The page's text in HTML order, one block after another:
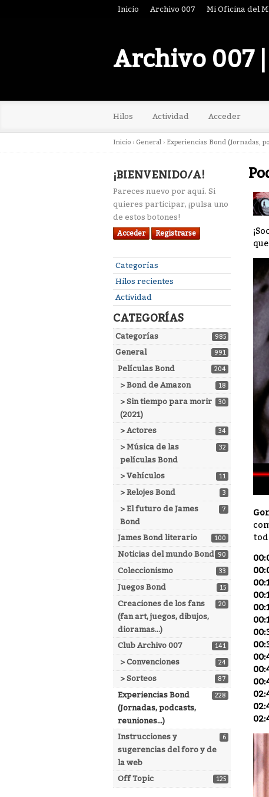
Inicio Archivo 007 Mi Oficina del
Archivo 007
Hilos Actividad Acceder
Inicio › General › Experiencias Bond (Jornadas,
¡BIENVENIDO/A!
Pareces nuevo por aquí. Si
quieres participar, ¡pulsa uno
de estos botones!
Acceder Registrarse
Enlaces
rápidos
Categorías
Hilos recientes
Actividad
CATEGORÍAS
985
Categorías
991
General
204
Películas Bond
18
> Bond de Amazon
30
> Sin tiempo para morir
(2021)
34
> Actores
32
> Música de las
películas Bond
11
> Vehículos
3
> Relojes Bond
7
> El futuro de James
Bond
100
James Bond literario
90
Noticias del mundo Bond
33
Coleccionismo
15
Juegos Bond
20
Creaciones de los fans
(fan art, juegos, dibujos,
dioramas...)
141
Club Archivo 007
24
> Convenciones
87
> Sorteos
228
Experiencias Bond
(Jornadas, podcasts,
reuniones...)
6
Instrucciones y
sugerencias del foro y de
la web
125
Off Topic